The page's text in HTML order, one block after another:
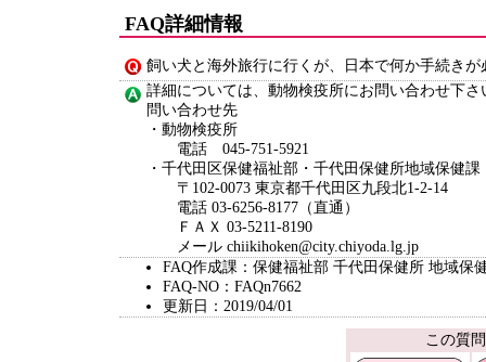
FAQ詳細情報
飼い犬と海外旅行に行くが、日本で何か手続きが
詳細については、動物検疫所にお問い合わせ下
問い合わせ先
・動物検疫所
電話 045-751-5921
・千代田区保健福祉部・千代田保健所地域保健課
〒102-0073 東京都千代田区九段北1-2-14
電話 03-6256-8177（直通）
ＦＡＸ 03-5211-8190
メール chiikihoken@city.chiyoda.lg.jp
FAQ作成課：保健福祉部 千代田保健所 地域保
FAQ-NO：FAQn7662
更新日：2019/04/01
この質